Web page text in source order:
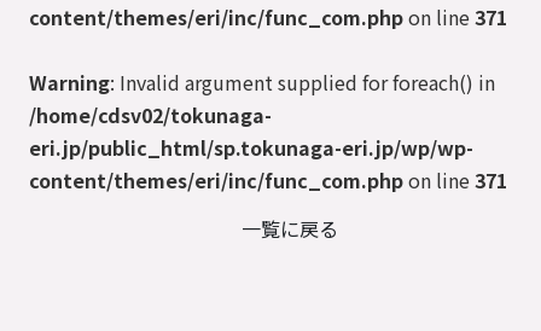
content/themes/eri/inc/func_com.phpon line371
Warning: Invalid argument supplied for foreach() in
/home/cdsv02/tokunaga-
eri.jp/public_html/sp.tokunaga-eri.jp/wp/wp-
content/themes/eri/inc/func_com.phpon line371
一覧に戻る